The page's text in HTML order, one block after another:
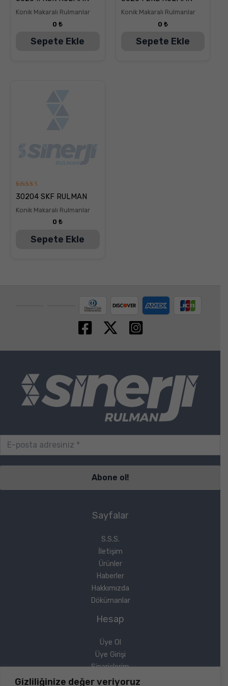
Gizliliğinize değer veriyoruz
üzerinden
oy aldı
Konik Makaralı Rulmanlar
0₺
Sepete Ekle
üzerinden
oy aldı
Konik Makaralı Rulmanlar
0 ₺
Sepete Ekle
5
üzerinden
oy aldı
30204 SKF RULMAN
Konik Makaralı Rulmanlar
0₺
Sepete Ekle
Sayfalar
S.S.S.
İletişim
Ürünler
Haberler
Hakkımızda
Dökümanlar
Hesap
Üye Ol
Üye Girişi
Siparişlerim
Sipariş Takip